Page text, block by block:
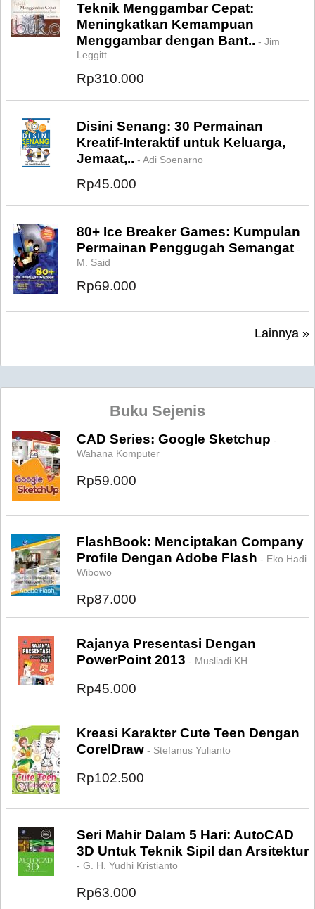
Teknik Menggambar Cepat:
Meningkatkan Kemampuan
Menggambar dengan Bant.. - Jim
Leggitt
Rp310.000
Disini Senang: 30 Permainan
Kreatif-Interaktif untuk Keluarga,
Jemaat,.. - Adi Soenarno
Rp45.000
80+ Ice Breaker Games: Kumpulan
Permainan Penggugah Semangat -
M. Said
Rp69.000
Lainnya »
Buku Sejenis
CAD Series: Google Sketchup -
Wahana Komputer
Rp59.000
FlashBook: Menciptakan Company
Profile Dengan Adobe Flash - Eko Hadi
Wibowo
Rp87.000
Rajanya Presentasi Dengan
PowerPoint 2013 - Musliadi KH
Rp45.000
Kreasi Karakter Cute Teen Dengan
CorelDraw - Stefanus Yulianto
Rp102.500
Seri Mahir Dalam 5 Hari: AutoCAD
3D Untuk Teknik Sipil dan Arsitektur
- G. H. Yudhi Kristianto
Rp63.000